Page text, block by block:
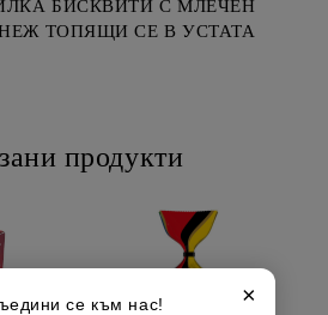
БИСКВИТИ С МЛЕЧЕН
ТОПЯЩИ СЕ В УСТАТА
продукти
×
се към нас!